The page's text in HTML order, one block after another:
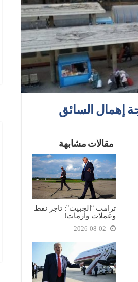
مقالات مشابهة
ترامب “الخبيث”: تاجر نفط
وعملات وأزمات!
2026-08-02